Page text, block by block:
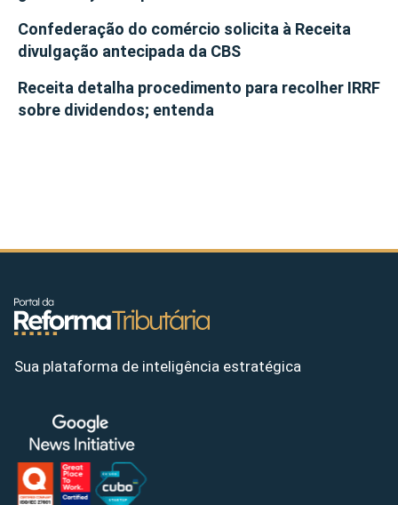
Confederação do comércio solicita à Receita
divulgação antecipada da CBS
Receita detalha procedimento para recolher IRRF
sobre dividendos; entenda
Sua plataforma de inteligência estratégica